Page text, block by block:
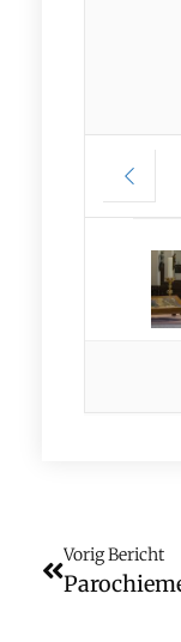
Vorig Bericht